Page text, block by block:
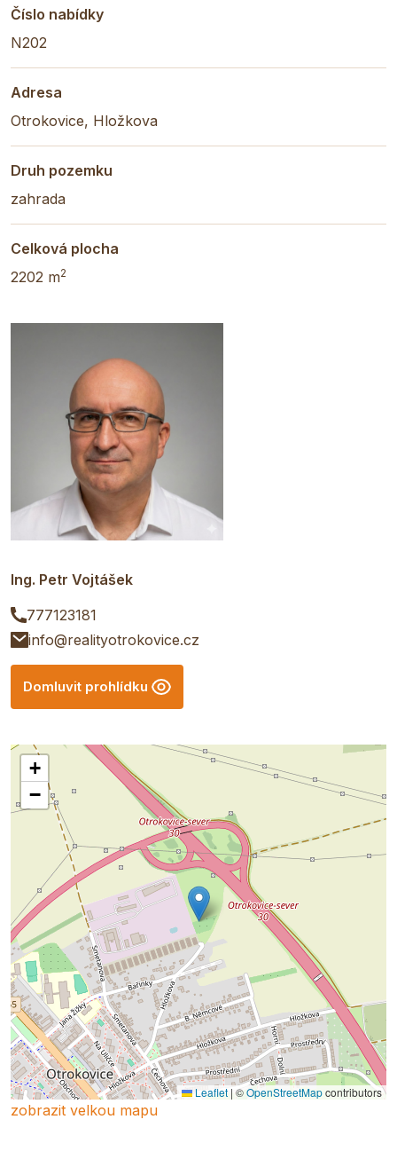
Číslo nabídky
N202
Adresa
Otrokovice, Hložkova
Druh pozemku
zahrada
Celková plocha
2202 m2
Ing. Petr Vojtášek
777123181
info@realityotrokovice.cz
Domluvit prohlídku
+
−
Leaflet | ©OpenStreetMapcontributors
zobrazit velkou mapu